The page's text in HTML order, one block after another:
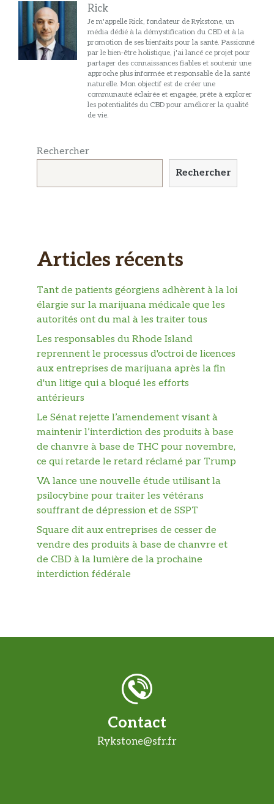
Rick
Je m'appelle Rick, fondateur de Rykstone, un
média dédié à la démystification du CBD et à la
promotion de ses bienfaits pour la santé. Passionné
par le bien-être holistique, j'ai lancé ce projet pour
partager des connaissances fiables et soutenir une
approche plus informée et responsable de la santé
naturelle. Mon objectif est de créer une
communauté éclairée et engagée, prête à explorer
les potentialités du CBD pour améliorer la qualité
de vie.
Rechercher
Rechercher
Articles récents
Tant de patients géorgiens adhèrent à la loi
élargie sur la marijuana médicale que les
autorités ont du mal à les traiter tous
Les responsables du Rhode Island
reprennent le processus d'octroi de licences
aux entreprises de marijuana après la fin
d'un litige qui a bloqué les efforts
antérieurs
Le Sénat rejette l’amendement visant à
maintenir l’interdiction des produits à base
de chanvre à base de THC pour novembre,
ce qui retarde le retard réclamé par Trump
VA lance une nouvelle étude utilisant la
psilocybine pour traiter les vétérans
souffrant de dépression et de SSPT
Square dit aux entreprises de cesser de
vendre des produits à base de chanvre et
de CBD à la lumière de la prochaine
interdiction fédérale
Contact
Rykstone@sfr.fr